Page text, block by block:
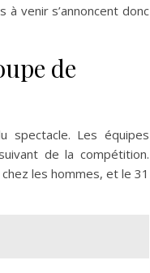
venir s’annoncent donc
de
spectacle. Les équipes
de la compétition.
les hommes, et le 31